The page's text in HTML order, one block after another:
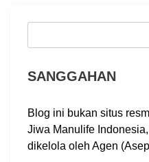
SANGGAHAN
Blog ini bukan situs
Jiwa Manulife
dikelola oleh Agen